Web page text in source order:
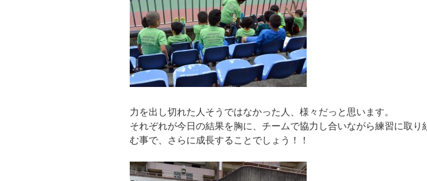
力を出し切れた人そうではなかった人、様々だっと思います。
それぞれが今日の結果を胸に、チームで協力し合いながら練習に取り
む事で、さらに成長することでしょう！！